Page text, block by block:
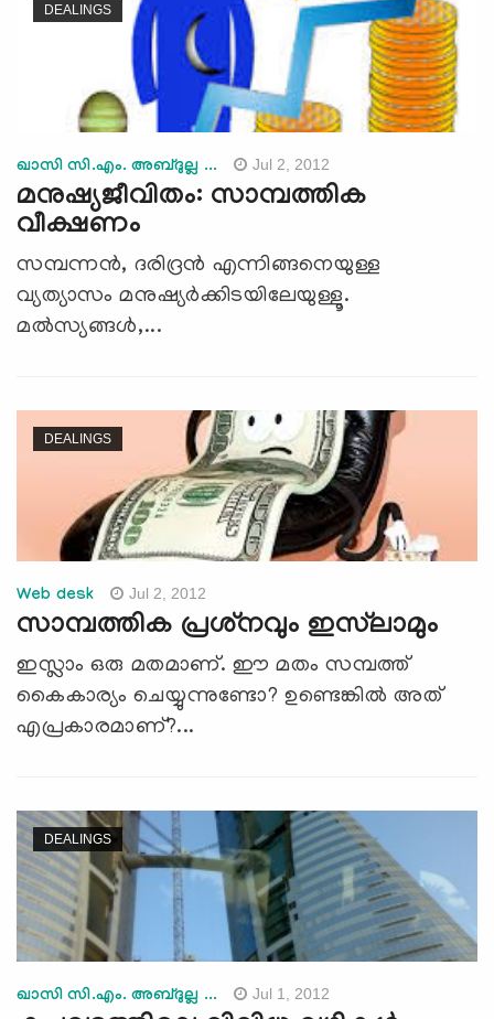
DEALINGS
ഖാസി സി.എം. അബ്ദുല്ല ... Jul 2, 2012
മനുഷ്യജീവിതം: സാമ്പത്തിക
വീക്ഷണം
സമ്പന്നന്‍, ദരിദ്രന്‍ എന്നിങ്ങനെയുള്ള
വ്യത്യാസം മനുഷ്യര്‍ക്കിടയിലേയുള്ളൂ.
മല്‍സ്യങ്ങള്‍,...
DEALINGS
Web desk Jul 2, 2012
സാമ്പത്തിക പ്രശ്‌നവും ഇസ്‌ലാമും
ഇസ്ലാം ഒരു മതമാണ്. ഈ മതം സമ്പത്ത്
കൈകാര്യം ചെയ്യുന്നുണ്ടോ? ഉണ്ടെങ്കില്‍ അത്
എപ്രകാരമാണ്?...
DEALINGS
ഖാസി സി.എം. അബ്ദുല്ല ... Jul 1, 2012